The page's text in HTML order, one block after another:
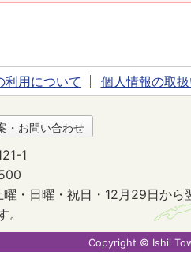
利用について 個人情報の取
・お問い合わせ
1
曜・日曜・祝日・12月29日か
Copyright © Ishii